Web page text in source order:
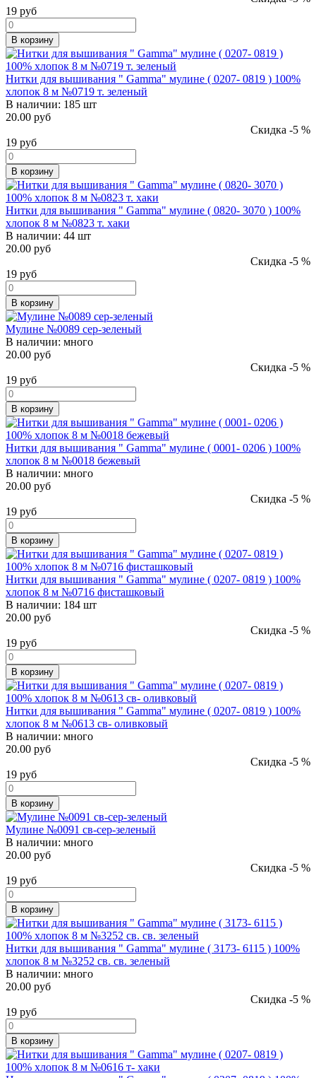
19 руб
В корзину
Нитки для вышивания " Gamma" мулине ( 0207- 0819 ) 100%
хлопок 8 м №0719 т. зеленый
В наличии: 185 шт
20.00 руб
Скидка -5 %
19 руб
В корзину
Нитки для вышивания " Gamma" мулине ( 0820- 3070 ) 100%
хлопок 8 м №0823 т. хаки
В наличии: 44 шт
20.00 руб
Скидка -5 %
19 руб
В корзину
Мулине №0089 сер-зеленый
В наличии: много
20.00 руб
Скидка -5 %
19 руб
В корзину
Нитки для вышивания " Gamma" мулине ( 0001- 0206 ) 100%
хлопок 8 м №0018 бежевый
В наличии: много
20.00 руб
Скидка -5 %
19 руб
В корзину
Нитки для вышивания " Gamma" мулине ( 0207- 0819 ) 100%
хлопок 8 м №0716 фисташковый
В наличии: 184 шт
20.00 руб
Скидка -5 %
19 руб
В корзину
Нитки для вышивания " Gamma" мулине ( 0207- 0819 ) 100%
хлопок 8 м №0613 св- оливковый
В наличии: много
20.00 руб
Скидка -5 %
19 руб
В корзину
Мулине №0091 св-сер-зеленый
В наличии: много
20.00 руб
Скидка -5 %
19 руб
В корзину
Нитки для вышивания " Gamma" мулине ( 3173- 6115 ) 100%
хлопок 8 м №3252 св. св. зеленый
В наличии: много
20.00 руб
Скидка -5 %
19 руб
В корзину